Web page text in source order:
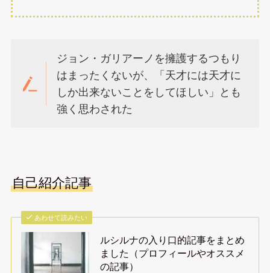
ジョン・ガリアーノを擁護するつもり
はまったくないが、「天才には天才に
しか出来ないことをしてほしい」とも
強く思わされた
自己紹介記事
あわせて読みたい
ルシルナの入り口的記事をまとめ
ました（プロフィールやオススメ
の記事）